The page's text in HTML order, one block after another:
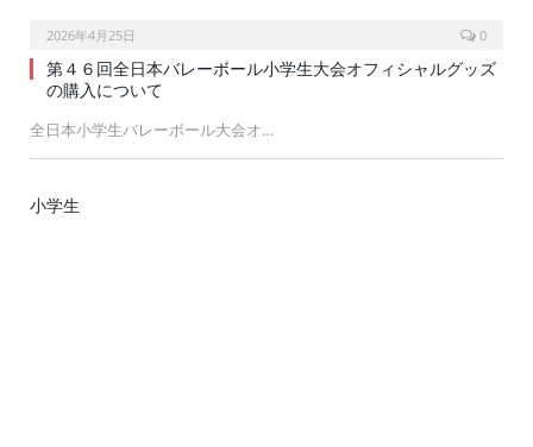
2026年4月25日 0
第４６回全日本バレーボール小学生大会オフィシャルグッズ
の購入について
全日本小学生バレーボール大会オ…
小学生